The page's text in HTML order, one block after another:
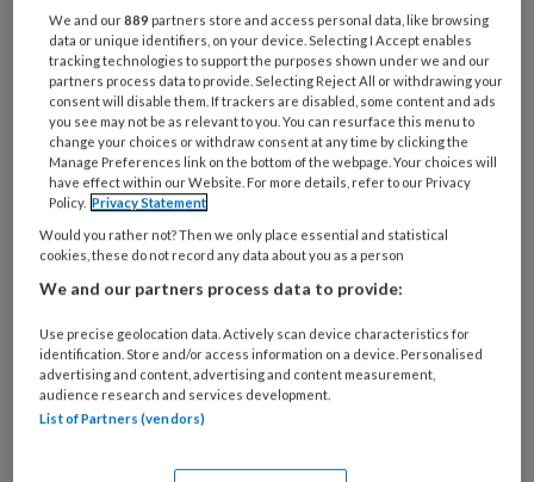
welke
organisatie
werk
je?
Untitled
Ontvang 2x per week de
KinderopvangTotaal nieuwsbrief
Ontvang iedere zondag het
Management Kinderopvang
Weekoverzicht
Ja, ik geef toestemming voor e-mails
van KinderopvangTotaal en
Springer Media B.V.
?
We and our889 partners store and access personal data, like browsing
data or unique identifiers, on your device. Selecting I Accept enables
tracking technologies to support the purposes shown under we and our
partners process data to provide. Selecting Reject All or withdrawing your
consent will disable them. If trackers are disabled, some content and ads
you see may not be as relevant to you. You can resurface this menu to
change your choices or withdraw consent at any time by clicking the
Manage Preferences link on the bottom of the webpage. Your choices will
have effect within our Website. For more details, refer to our Privacy
Policy. Privacy Statement
Would you rather not? Then we only place essential and statistical
cookies, these do not record any data about you as a person
We and our partners process data to provide:
Use precise geolocation data. Actively scan device characteristics for
identification. Store and/or access information on a device. Personalised
advertising and content, advertising and content measurement,
audience research and services development.
List of Partners (vendors)